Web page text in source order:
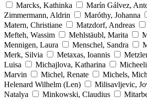
Marcks, Kathinka
Marín Gálvez,
Zimmermann, Aldrin
Maróthy, Johanna
Matern, Christiane
Matzdorf, Andreas
Mefteh, Wassim
Mehlstäubl, Marita
Mennigen, Laura
Menschel, Sandra
Merk, Silvia
Metaxas, Ioannis
Luisa
Michajlova, Katharina
Marvin
Michel, Renate Michels,
Helenard Wilhelm (Len)
Milisavljevic,
Natalya
Minkowski, Claudius